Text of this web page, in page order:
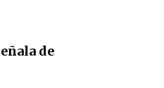
de